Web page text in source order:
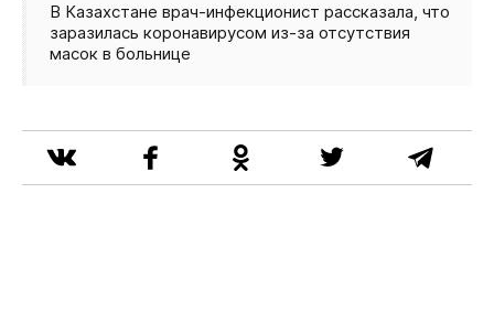
В Казахстане врач‑инфекционист рассказала, что
заразилась коронавирусом из‑за отсутствия
масок в больнице